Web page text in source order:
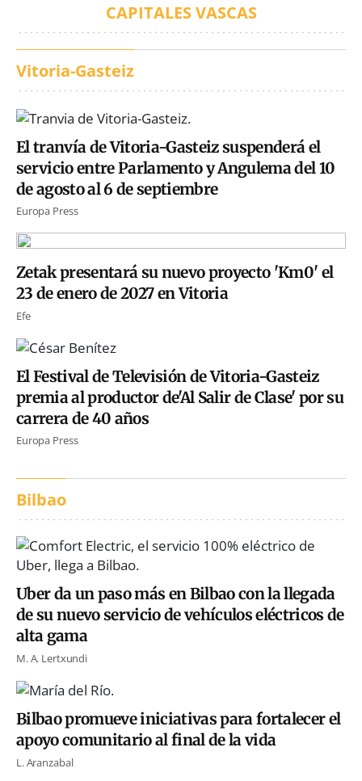
CAPITALES VASCAS
Vitoria-Gasteiz
El tranvía de Vitoria-Gasteiz suspenderá el
servicio entre Parlamento y Angulema del 10
de agosto al 6 de septiembre
Europa Press
Zetak presentará su nuevo proyecto 'Km0' el
23 de enero de 2027 en Vitoria
Efe
El Festival de Televisión de Vitoria-Gasteiz
premia al productor de'Al Salir de Clase' por su
carrera de 40 años
Europa Press
Bilbao
Uber da un paso más en Bilbao con la llegada
de su nuevo servicio de vehículos eléctricos de
alta gama
M. A. Lertxundi
Bilbao promueve iniciativas para fortalecer el
apoyo comunitario al final de la vida
L. Aranzabal